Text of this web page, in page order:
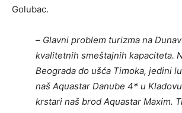
Golubac.
– Glavni problem turizma na
kvalitetnih smeštajnih kapaciteta.
Beograda do ušća Timoka, jedini
naš Aquastar Danube 4* u
krstari naš brod Aquastar Maxim.